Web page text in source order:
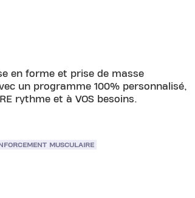
en forme et prise de masse
un programme 100% personnalisé,
rythme et à VOS besoins.
MUSCULAIRE